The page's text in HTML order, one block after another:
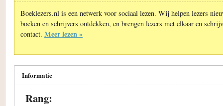
Boeklezers.nl is een netwerk voor sociaal lezen. Wij helpen lezers
boeken en schrijvers ontdekken, en brengen lezers met elkaar en
contact. Meer lezen »
Informatie
Rang: